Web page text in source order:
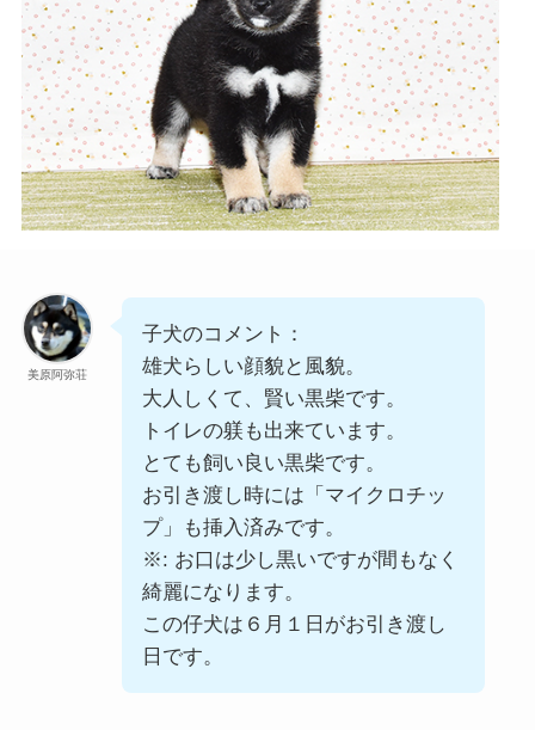
美原阿弥荘
子犬のコメント：
雄犬らしい顔貌と風貌。
大人しくて、賢い黒柴です。
トイレの躾も出来ています。
とても飼い良い黒柴です。
お引き渡し時には「マイクロチッ
プ」も挿入済みです。
※: お口は少し黒いですが間もなく
綺麗になります。
この仔犬は６月１日がお引き渡し
日です。